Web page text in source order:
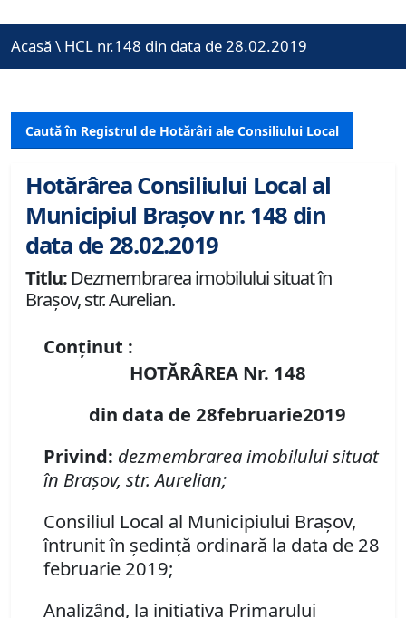
Acasă \ HCL nr.148 din data de 28.02.2019
Caută în Registrul de Hotărâri ale Consiliului Local
Hotărârea Consiliului Local al
Municipiul Brașov nr. 148 din
data de 28.02.2019
Titlu: Dezmembrarea imobilului situat în
Braşov, str. Aurelian.
Conținut :
HOTĂRÂREA Nr. 148
din data de 28februarie2019
Privind: dezmembrarea imobilului situat
în Braşov, str. Aurelian;
Consiliul Local al Municipiului Braşov,
întrunit în şedinţă ordinară la data de 28
februarie 2019;
Analizând, la iniţiativa Primarului